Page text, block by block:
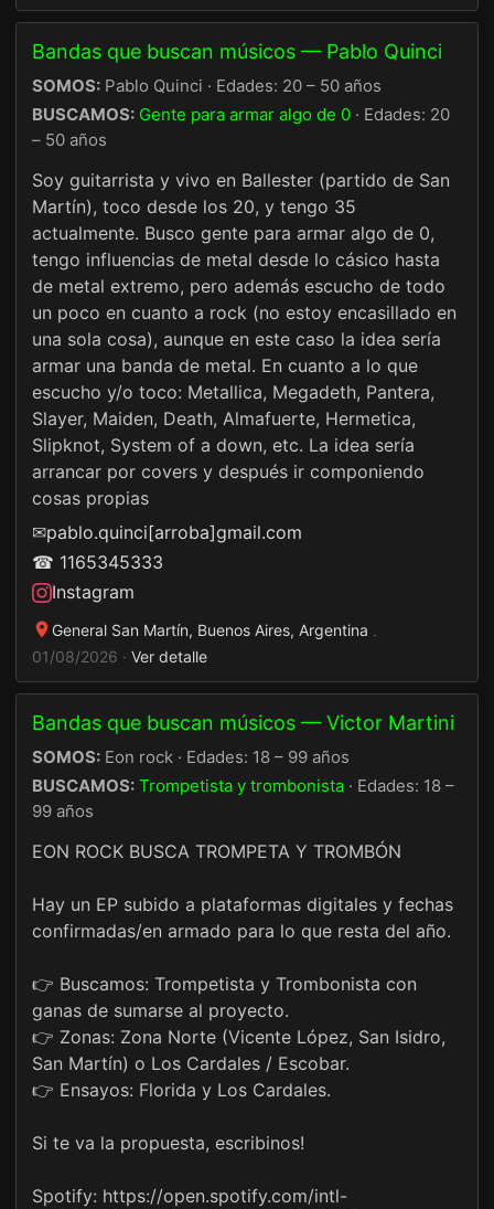
Bandas que buscan músicos — Pablo Quinci
SOMOS: Pablo Quinci · Edades: 20 – 50 años
BUSCAMOS: Gente para armar algo de 0 · Edades: 20
– 50 años
Soy guitarrista y vivo en Ballester (partido de San
Martín), toco desde los 20, y tengo 35
actualmente. Busco gente para armar algo de 0,
tengo influencias de metal desde lo cásico hasta
de metal extremo, pero además escucho de todo
un poco en cuanto a rock (no estoy encasillado en
una sola cosa), aunque en este caso la idea sería
armar una banda de metal. En cuanto a lo que
escucho y/o toco: Metallica, Megadeth, Pantera,
Slayer, Maiden, Death, Almafuerte, Hermetica,
Slipknot, System of a down, etc. La idea sería
arrancar por covers y después ir componiendo
cosas propias
✉pablo.quinci[arroba]gmail.com
☎ 1165345333
Instagram
General San Martín, Buenos Aires, Argentina ·
01/08/2026 · Ver detalle
Bandas que buscan músicos — Victor Martini
SOMOS: Eon rock · Edades: 18 – 99 años
BUSCAMOS: Trompetista y trombonista · Edades: 18 –
99 años
EON ROCK BUSCA TROMPETA Y TROMBÓN
Hay un EP subido a plataformas digitales y fechas
confirmadas/en armado para lo que resta del año.
👉 Buscamos: Trompetista y Trombonista con
ganas de sumarse al proyecto.
👉 Zonas: Zona Norte (Vicente López, San Isidro,
San Martín) o Los Cardales / Escobar.
👉 Ensayos: Florida y Los Cardales.
Si te va la propuesta, escribinos!
Spotify: https://open.spotify.com/intl-